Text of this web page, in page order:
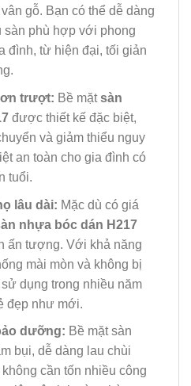
gỗ. Bạn có thể dễ dàng
sàn phù hợp với phong
đình, từ hiện đại, tối giản
trượt: Bề mặtsàn
được thiết kế đặc biệt,
và giảm thiểu nguy
an toàn cho gia đình có
tuổi.
lâu dài: Mặc dù có giá
nhựa bóc dán H217
ấn tượng. Với khả năng
mài mòn và không bị
dụng trong nhiều năm
đẹp như mới.
dưỡng: Bề mặt sàn
bụi, dễ dàng lau chùi
cần tốn nhiều công